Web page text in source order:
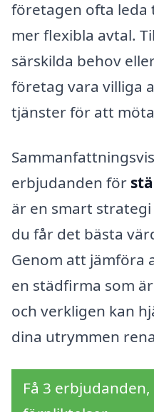
företagen ofta leda
mer flexibla avtal.
särskilda behov
företag vara villiga
tjänster för att
erbjudanden för
är en smart
du får det bästa
Genom att jämföra
en städfirma som
och verkligen kan
dina utrymmen
Få 3